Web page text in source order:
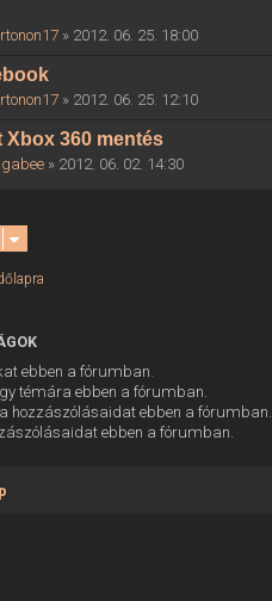
» 2012. 06. 25. 18:00
» 2012. 06. 25. 12:10
Xbox 360 mentés
» 2012. 06. 02. 14:30
ebben a fórumban.
témára ebben a fórumban.
hozzászólásaidat ebben a fórumban.
ebben a fórumban.